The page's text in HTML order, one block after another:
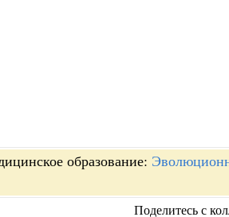
образование:
Поделитесь с